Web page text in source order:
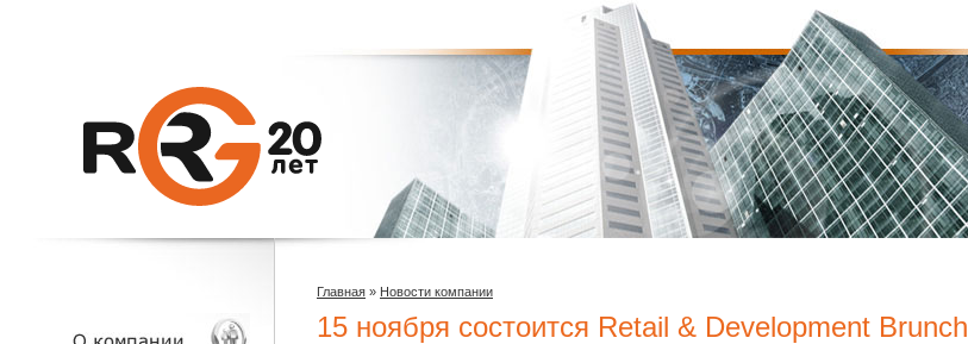
Главная » Новости компании
15 ноября состоится Retail & Development Brunch